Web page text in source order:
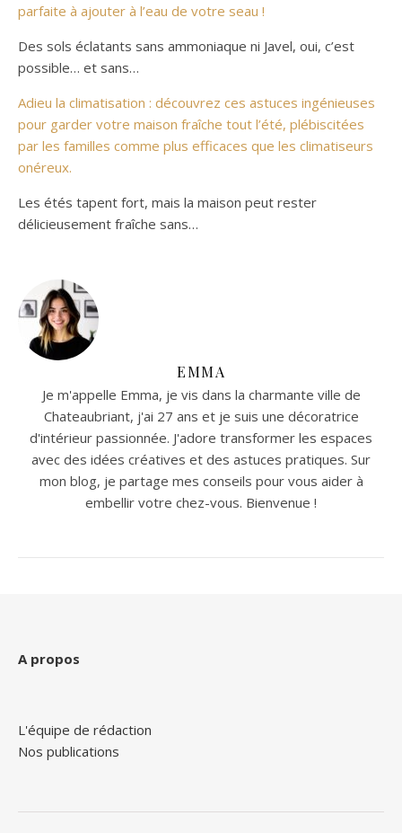
parfaite à ajouter à l’eau de votre seau !
Des sols éclatants sans ammoniaque ni Javel, oui, c’est
possible… et sans…
Adieu la climatisation : découvrez ces astuces ingénieuses
pour garder votre maison fraîche tout l’été, plébiscitées
par les familles comme plus efficaces que les climatiseurs
onéreux.
Les étés tapent fort, mais la maison peut rester
délicieusement fraîche sans…
EMMA
Je m'appelle Emma, je vis dans la charmante ville de
Chateaubriant, j'ai 27 ans et je suis une décoratrice
d'intérieur passionnée. J'adore transformer les espaces
avec des idées créatives et des astuces pratiques. Sur
mon blog, je partage mes conseils pour vous aider à
embellir votre chez-vous. Bienvenue !
A propos
L'équipe de rédaction
Nos publications